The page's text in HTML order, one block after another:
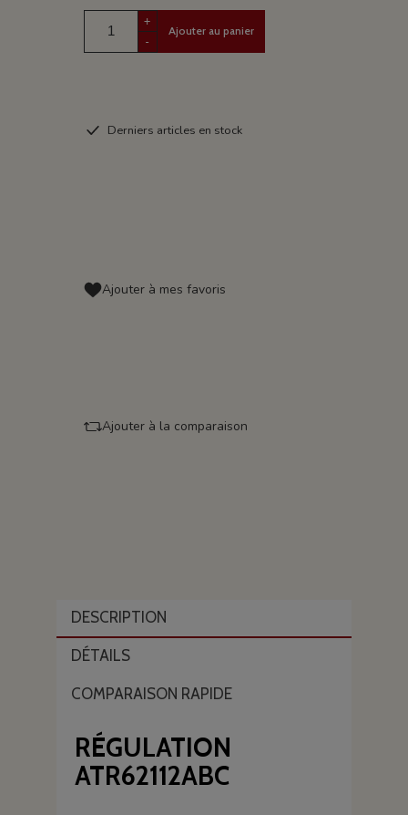
+
-
Ajouter au panier
Derniers articles en stock
Ajouter à mes favoris
Ajouter à la comparaison
DESCRIPTION
DÉTAILS
COMPARAISON RAPIDE
RÉGULATION
ATR62112ABC